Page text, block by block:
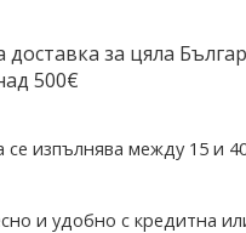
доставка за цяла
500€
се изпълнява между 15 и
и удобно с кредитна